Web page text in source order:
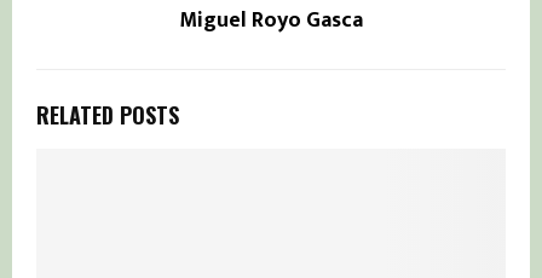
Miguel Royo Gasca
RELATED POSTS